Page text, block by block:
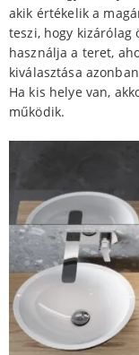
akik értékelik a
teszi, hogy kizárólag
használja a teret,
kiválasztása
Ha kis helye van,
működik.